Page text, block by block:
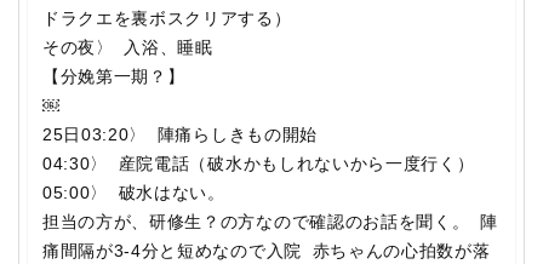
ドラクエを裏ボスクリアする）
その夜〉 入浴、睡眠
【分娩第一期？】
￼
25日03:20〉 陣痛らしきもの開始
04:30〉 産院電話（破水かもしれないから一度行く）
05:00〉 破水はない。
担当の方が、研修生？の方なので確認のお話を聞く。 陣
痛間隔が3-4分と短めなので入院 赤ちゃんの心拍数が落